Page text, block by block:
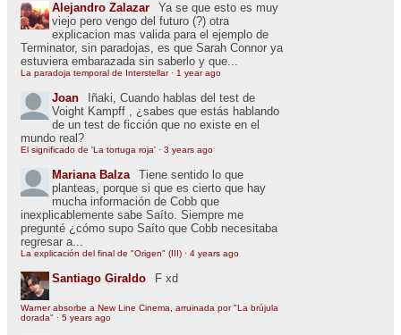
Alejandro Zalazar
Ya se que esto es muy
viejo pero vengo del futuro (?) otra
explicacion mas valida para el ejemplo de
Terminator, sin paradojas, es que Sarah Connor ya
estuviera embarazada sin saberlo y que...
La paradoja temporal de Interstellar· 1 year ago
Joan
Iñaki, Cuando hablas del test de
Voight Kampff , ¿sabes que estás hablando
de un test de ficción que no existe en el
mundo real?
El significado de 'La tortuga roja' · 3 years ago
Mariana Balza
Tiene sentido lo que
planteas, porque si que es cierto que hay
mucha información de Cobb que
inexplicablemente sabe Saíto. Siempre me
pregunté ¿cómo supo Saíto que Cobb necesitaba
regresar a...
La explicación del final de "Origen" (III) · 4 years ago
Santiago Giraldo F xd
Warner absorbe a New Line Cinema, arruinada por "La brújula
dorada" · 5 years ago